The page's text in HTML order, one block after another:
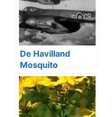
De Havilland
Mosquito